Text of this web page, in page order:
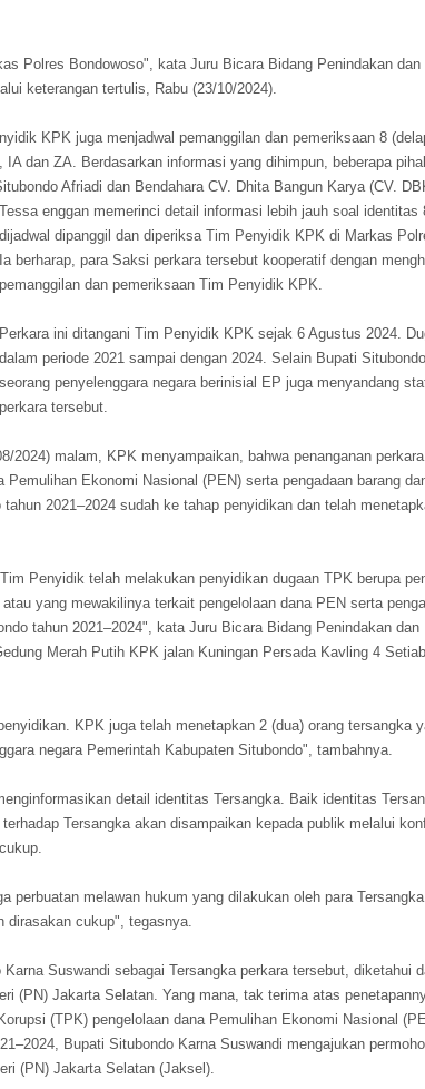
Polres Bondowoso", kata Juru Bicara Bidang Penindakan
keterangan tertulis, Rabu (23/10/2024).
KPK juga menjadwal pemanggilan dan pemeriksaan 8
IA dan ZA. Berdasarkan informasi yang dihimpun, beberapa
Afriadi dan Bendahara CV. Dhita Bangun Karya (CV.
Tessa enggan memerinci detail informasi lebih jauh soal
dijadwal dipanggil dan diperiksa Tim Penyidik KPK di Markas
Ia berharap, para Saksi perkara tersebut kooperatif dengan
pemanggilan dan pemeriksaan Tim Penyidik KPK.
Perkara ini ditangani Tim Penyidik KPK sejak 6 Agustus 2024.
dalam periode 2021 sampai dengan 2024. Selain Bupati
seorang penyelenggara negara berinisial EP juga menyandang
perkara tersebut.
2024) malam, KPK menyampaikan, bahwa penanganan
Pemulihan Ekonomi Nasional (PEN) serta pengadaan barang
2021–2024 sudah ke tahap penyidikan dan telah
Penyidik telah melakukan penyidikan dugaan TPK berupa
yang mewakilinya terkait pengelolaan dana PEN serta
tahun 2021–2024", kata Juru Bicara Bidang Penindakan dan
Merah Putih KPK jalan Kuningan Persada Kavling 4
KPK juga telah menetapkan 2 (dua) orang tersangka
negara Pemerintah Kabupaten Situbondo", tambahnya.
detail identitas Tersangka. Baik identitas
Tersangka akan disampaikan kepada publik melalui
perbuatan melawan hukum yang dilakukan oleh para
dirasakan cukup", tegasnya.
Suswandi sebagai Tersangka perkara tersebut, diketahui
(PN) Jakarta Selatan. Yang mana, tak terima atas
(TPK) pengelolaan dana Pemulihan Ekonomi Nasional
Bupati Situbondo Karna Suswandi mengajukan
(PN) Jakarta Selatan (Jaksel).